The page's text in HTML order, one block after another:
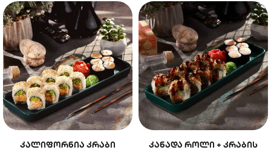
ᲙᲐᲚᲘᲤᲝᲠᲜᲘᲐ ᲙᲠᲐᲑᲘ
ᲙᲐᲜᲐᲓᲐ ᲠᲝᲚᲘ + ᲙᲠᲐᲑᲘᲡ